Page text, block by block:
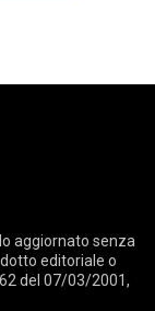
aggiornato senza
editoriale o
del 07/03/2001,